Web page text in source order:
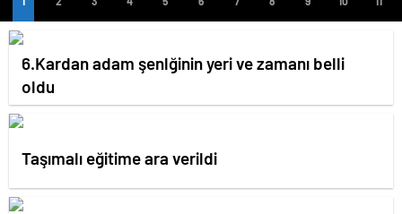
6.Kardan adam şenlğinin yeri ve zamanı belli
oldu
Taşımalı eğitime ara verildi